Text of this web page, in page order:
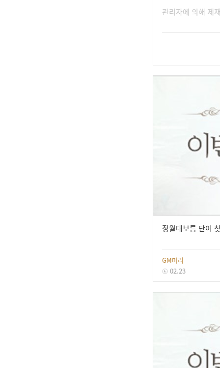
관리자에 의해 제
정월대보름 단어
GM마리
02.23